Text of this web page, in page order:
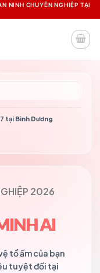
NINH CHUYÊN NGHIỆP TẠI
tại Bình Dương
2026
AI
tổ ấm của bạn
tuyệt đối tại